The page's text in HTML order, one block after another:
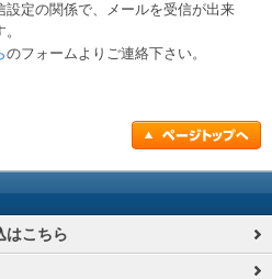
設定の関係で、メールを受信が出来
のフォームよりご連絡下さい。
はこちら